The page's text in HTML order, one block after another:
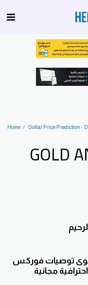
Home Dollar Price Prediction -
GOLD
توصيات فوركس
مجانية